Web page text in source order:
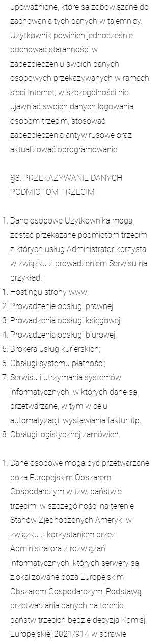
upoważnione, które są zobowiązane do
zachowania tych danych w tajemnicy.
Użytkownik powinien jednocześnie
dochować staranności w
zabezpieczeniu swoich danych
osobowych przekazywanych w ramach
sieci Internet, w szczególności nie
ujawniać swoich danych logowania
osobom trzecim, stosować
zabezpieczenia antywirusowe oraz
aktualizować oprogramowanie.
§8. PRZEKAZYWANIE DANYCH
PODMIOTOM TRZECIM
Dane osobowe Użytkownika mogą
zostać przekazane podmiotom trzecim,
z których usług Administrator korzysta
w związku z prowadzeniem Serwisu na
przykład:
Hostingu strony www;
Prowadzenie obsługi prawnej;
Prowadzenia obsługi księgowej;
Prowadzenia obsługi biurowej;
Brokera usług kurierskich;
Obsługi systemu płatności;
Serwisu i utrzymania systemów
informatycznych, w których dane są
przetwarzane, w tym w celu
automatyzacji, wystawiania faktur, itp.;
Obsługi logistycznej zamówień.
Dane osobowe mogą być przetwarzane
poza Europejskim Obszarem
Gospodarczym w tzw. państwie
trzecim, w szczególności na terenie
Stanów Zjednoczonych Ameryki w
związku z korzystaniem przez
Administratora z rozwiązań
informatycznych, których serwery są
zlokalizowane poza Europejskim
Obszarem Gospodarczym. Podstawą
przetwarzania danych na terenie
państw trzecich będzie decyzja Komisji
Europejskiej 2021/914 w sprawie